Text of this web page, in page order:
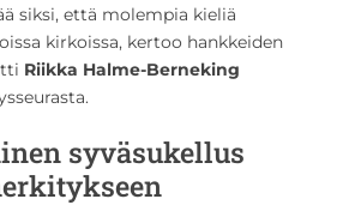
siksi, että molempia kieliä
kirkoissa, kertoo hankkeiden
Riikka Halme-Berneking
syväsukellus